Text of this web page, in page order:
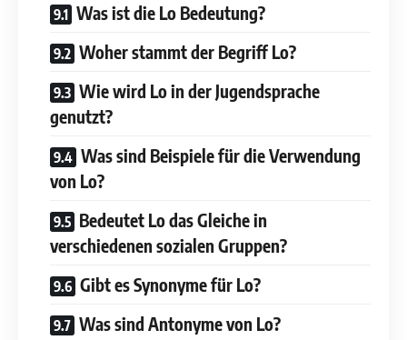
Was ist die Lo Bedeutung?
Woher stammt der Begriff Lo?
Wie wird Lo in der Jugendsprache
genutzt?
Was sind Beispiele für die Verwendung
von Lo?
Bedeutet Lo das Gleiche in
verschiedenen sozialen Gruppen?
Gibt es Synonyme für Lo?
Was sind Antonyme von Lo?